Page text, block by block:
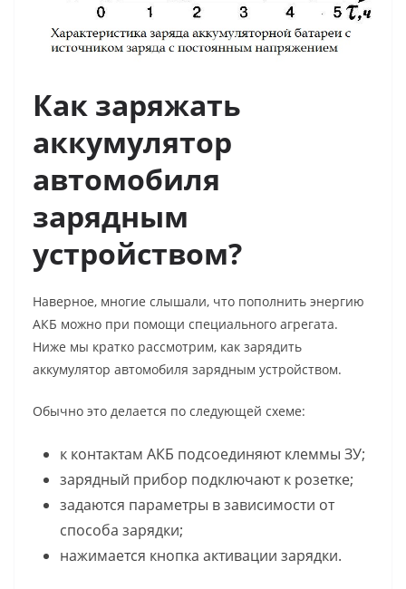
Как заряжать
аккумулятор
автомобиля
зарядным
устройством?
Наверное, многие слышали, что пополнить энергию
АКБ можно при помощи специального агрегата.
Ниже мы кратко рассмотрим, как зарядить
аккумулятор автомобиля зарядным устройством.
Обычно это делается по следующей схеме:
к контактам АКБ подсоединяют клеммы ЗУ;
зарядный прибор подключают к розетке;
задаются параметры в зависимости от
способа зарядки;
нажимается кнопка активации зарядки.